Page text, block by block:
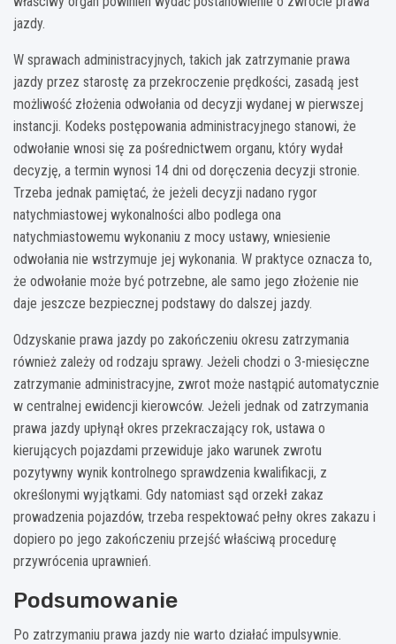
jazdy.
W sprawach administracyjnych, takich jak zatrzymanie prawa
jazdy przez starostę za przekroczenie prędkości, zasadą jest
możliwość złożenia odwołania od decyzji wydanej w pierwszej
instancji. Kodeks postępowania administracyjnego stanowi, że
odwołanie wnosi się za pośrednictwem organu, który wydał
decyzję, a termin wynosi 14 dni od doręczenia decyzji stronie.
Trzeba jednak pamiętać, że jeżeli decyzji nadano rygor
natychmiastowej wykonalności albo podlega ona
natychmiastowemu wykonaniu z mocy ustawy, wniesienie
odwołania nie wstrzymuje jej wykonania. W praktyce oznacza to,
że odwołanie może być potrzebne, ale samo jego złożenie nie
daje jeszcze bezpiecznej podstawy do dalszej jazdy.
Odzyskanie prawa jazdy po zakończeniu okresu zatrzymania
również zależy od rodzaju sprawy. Jeżeli chodzi o 3-miesięczne
zatrzymanie administracyjne, zwrot może nastąpić automatycznie
w centralnej ewidencji kierowców. Jeżeli jednak od zatrzymania
prawa jazdy upłynął okres przekraczający rok, ustawa o
kierujących pojazdami przewiduje jako warunek zwrotu
pozytywny wynik kontrolnego sprawdzenia kwalifikacji, z
określonymi wyjątkami. Gdy natomiast sąd orzekł zakaz
prowadzenia pojazdów, trzeba respektować pełny okres zakazu i
dopiero po jego zakończeniu przejść właściwą procedurę
przywrócenia uprawnień.
Podsumowanie
Po zatrzymaniu prawa jazdy nie warto działać impulsywnie.